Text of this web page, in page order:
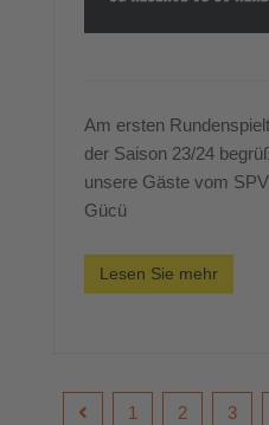
Am ersten
der Saison 23/24
unsere Gäste vom
Gücü
Lesen Sie mehr
1 2 3